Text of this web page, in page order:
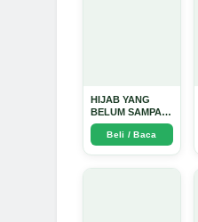
HIJAB YANG
BELUM SAMPAI
KE HATI: Ketika
Cinta Seorang
Ustadz Menjadi
Beli / Baca